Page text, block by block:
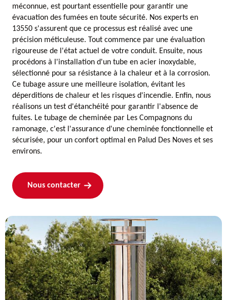
méconnue, est pourtant essentielle pour garantir une
évacuation des fumées en toute sécurité. Nos experts en
13550 s'assurent que ce processus est réalisé avec une
précision méticuleuse. Tout commence par une évaluation
rigoureuse de l'état actuel de votre conduit. Ensuite, nous
procédons à l'installation d'un tube en acier inoxydable,
sélectionné pour sa résistance à la chaleur et à la corrosion.
Ce tubage assure une meilleure isolation, évitant les
déperditions de chaleur et les risques d'incendie. Enfin, nous
réalisons un test d'étanchéité pour garantir l'absence de
fuites. Le tubage de cheminée par Les Compagnons du
ramonage, c'est l'assurance d'une cheminée fonctionnelle et
sécurisée, pour un confort optimal en Palud Des Noves et ses
environs.
Nous contacter